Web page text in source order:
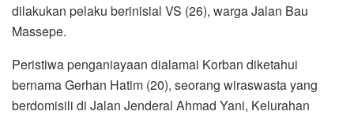
dilakukan pelaku berinisial VS (26), warga Jalan Bau
Massepe.
Peristiwa penganiayaan dialamai Korban diketahui
bernama Gerhan Hatim (20), seorang wiraswasta yang
berdomisili di Jalan Jenderal Ahmad Yani, Kelurahan